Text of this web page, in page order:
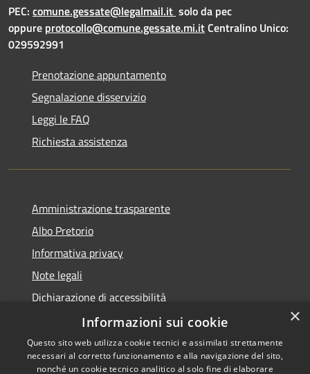
PEC: comune.gessate@legalmail.it solo da pec
oppure protocollo@comune.gessate.mi.itCentralino Unico:
029592991
Prenotazione appuntamento
Segnalazione disservizio
Leggi le FAQ
Richiesta assistenza
Amministrazione trasparente
Albo Pretorio
Informativa privacy
Note legali
Dichiarazione di accessibilità
Dichiarazione di accessibilità dal 2025
×
Informazioni sui cookie
Questo sito web utilizza cookie tecnici e assimilati strettamente
necessari al corretto funzionamento e alla navigazione del sito,
nonché un cookie tecnico analitico al solo fine di elaborare